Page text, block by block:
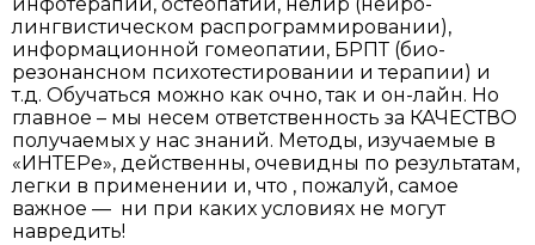
инфотерапии, остеопатии, нелир (нейро-
лингвистическом распрограммировании),
информационной гомеопатии, БРПТ (био-
резонансном психотестировании и терапии) и
т.д. Обучаться можно как очно, так и он-лайн. Но
главное – мы несем ответственность за КАЧЕСТВО
получаемых у нас знаний. Методы, изучаемые в
«ИНТЕРе», действенны, очевидны по результатам,
легки в применении и, что , пожалуй, самое
важное — ни при каких условиях не могут
навредить!